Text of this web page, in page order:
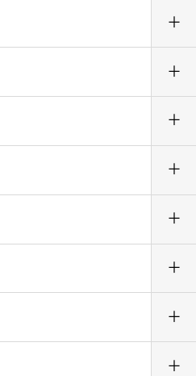
＋
＋
＋
＋
＋
＋
＋
＋